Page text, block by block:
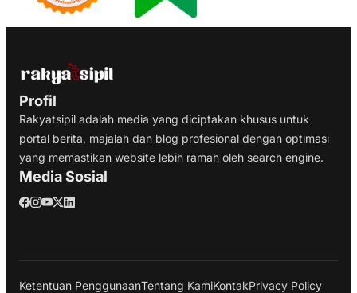
Profil
Rakyatsipil adalah media yang diciptakan khusus untuk
portal berita, majalah dan blog profesional dengan optimasi
yang memastikan website lebih ramah oleh search engine.
Media Sosial
Ketentuan PenggunaanTentang KamiKontakPrivacy Policy